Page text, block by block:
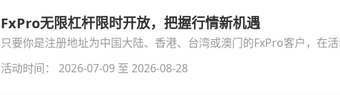
FxPro无限杠杆限时开放，把握行情新机遇
只要你是注册地址为中国大陆、香港、台湾或澳门的FxPro客户，在
自动解锁无限倍杠杆福利，无需额外复杂操作。
活动时间： 2026-07-09 至 2026-08-28